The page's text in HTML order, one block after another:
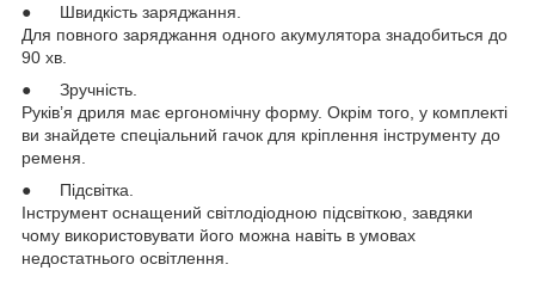
● Швидкість заряджання.
Для повного заряджання одного акумулятора знадобиться до
90 хв.
● Зручність.
Руків’я дриля має ергономічну форму. Окрім того, у комплекті
ви знайдете спеціальний гачок для кріплення інструменту до
ременя.
● Підсвітка.
Інструмент оснащений світлодіодною підсвіткою, завдяки
чому використовувати його можна навіть в умовах
недостатнього освітлення.